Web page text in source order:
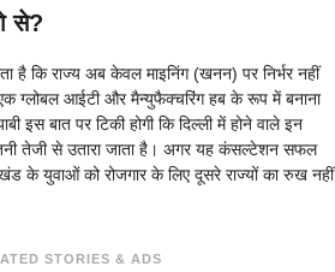
से?
है कि राज्य अब केवल माइनिंग (खनन) पर निर्भर नहीं
ग्लोबल आईटी और मैन्युफैक्चरिंग हब के रूप में बनाना
इस बात पर टिकी होगी कि दिल्ली में होने वाले इन
तेजी से उतारा जाता है। अगर यह कंसल्टेशन सफल
के युवाओं को रोजगार के लिए दूसरे राज्यों का रुख नहीं
STORIES & ADS